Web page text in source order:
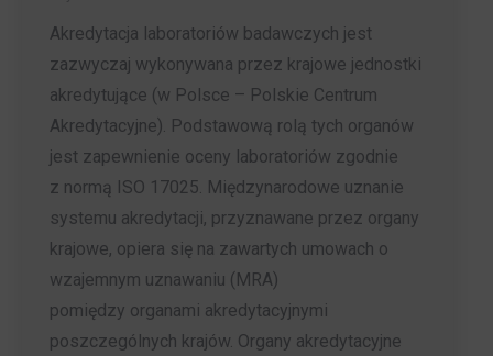
Akredytacja laboratoriów badawczych jest
zazwyczaj wykonywana przez krajowe jednostki
akredytujące (w Polsce – Polskie Centrum
Akredytacyjne). Podstawową rolą tych organów
jest zapewnienie oceny laboratoriów zgodnie
z normą ISO 17025. Międzynarodowe uznanie
systemu akredytacji, przyznawane przez organy
krajowe, opiera się na zawartych umowach o
wzajemnym uznawaniu (MRA)
pomiędzy organami akredytacyjnymi
poszczególnych krajów. Organy akredytacyjne